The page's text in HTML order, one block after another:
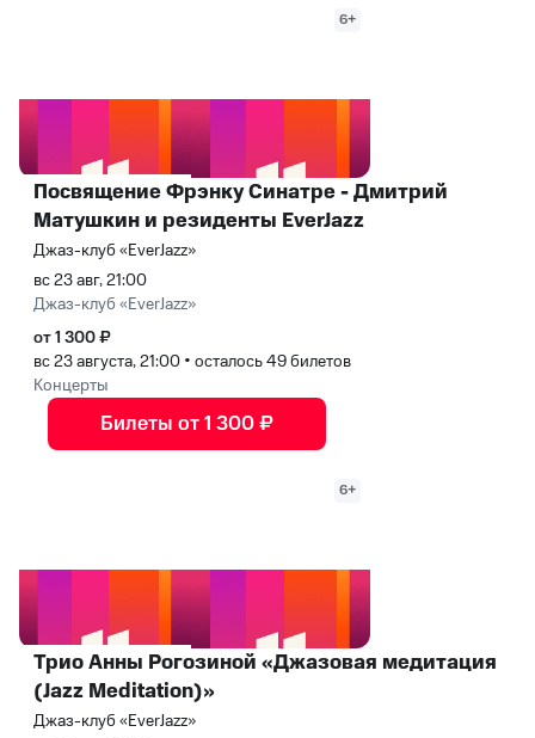
6+
Посвящение Фрэнку Синатре - Дмитрий
Матушкин и резиденты EverJazz
Джаз-клуб «EverJazz»
вс 23 авг, 21:00
Джаз-клуб «EverJazz»
от 1 300 ₽
вс 23 августа, 21:00 • осталось 49 билетов
Концерты
Билеты от 1 300 ₽
6+
Трио Анны Рогозиной «Джазовая медитация
(Jazz Meditation)»
Джаз-клуб «EverJazz»